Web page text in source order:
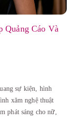
Quảng Cáo Và
sự kiện, hình
xăm nghệ thuật
phát sáng cho nữ,